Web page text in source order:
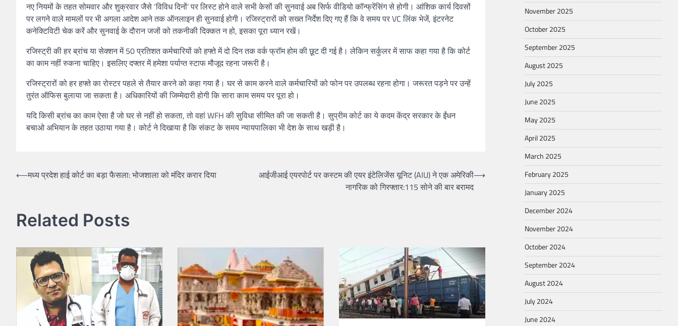
नए नियमों के तहत सोमवार और शुक्रवार जैसे ‘विविध दिनों’ पर लिस्ट होने वाले सभी केसों की सुनवाई अब सिर्फ वीडियो कॉन्फ्रेंसिंग से होगी। आंशिक कार्य दिवसों
पर लगने वाले मामलों पर भी अगला आदेश आने तक ऑनलाइन ही सुनवाई होगी। रजिस्ट्रारों को सख्त निर्देश दिए गए हैं कि वे समय पर VC लिंक भेजें, इंटरनेट
कनेक्टिविटी चेक करें और सुनवाई के दौरान जजों को तकनीकी दिक्कत न हो, इसका पूरा ध्यान रखें।
रजिस्ट्री की हर ब्रांच या सेक्शन में 50 प्रतिशत कर्मचारियों को हफ्ते में दो दिन तक वर्क फ्रॉम होम की छूट दी गई है। लेकिन सर्कुलर में साफ कहा गया है कि कोर्ट
का काम नहीं रुकना चाहिए। इसलिए दफ्तर में हमेशा पर्याप्त स्टाफ मौजूद रहना जरूरी है।
रजिस्ट्रारों को हर हफ्ते का रोस्टर पहले से तैयार करने को कहा गया है। घर से काम करने वाले कर्मचारियों को फोन पर उपलब्ध रहना होगा। जरूरत पड़ने पर उन्हें
तुरंत ऑफिस बुलाया जा सकता है। अधिकारियों की जिम्मेदारी होगी कि सारा काम समय पर पूरा हो।
यदि किसी ब्रांच का काम ऐसा है जो घर से नहीं हो सकता, तो वहां WFH की सुविधा सीमित की जा सकती है। सुप्रीम कोर्ट का ये कदम केंद्र सरकार के ईंधन
बचाओ अभियान के तहत उठाया गया है। कोर्ट ने दिखाया है कि संकट के समय न्यायपालिका भी देश के साथ खड़ी है।
Post
⟵मध्य प्रदेश हाई कोर्ट का बड़ा फैसला: भोजशाला को मंदिर करार दिया
आईजीआई एयरपोर्ट पर कस्टम की एयर इंटेलिजेंस यूनिट (AIU) ने एक अमेरिकी
नागरिक को गिरफ्तार:115 सोने की बार बरामद
⟶
Related Posts
November 2025
October 2025
September 2025
August 2025
July 2025
June 2025
May 2025
April 2025
March 2025
February 2025
January 2025
December 2024
November 2024
October 2024
September 2024
August 2024
July 2024
June 2024